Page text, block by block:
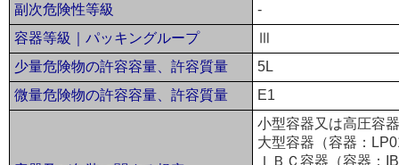
副次危険性等級
-
容器等級｜パッキングループ
Ⅲ
少量危険物の許容容量、許容質量
5L
微量危険物の許容容量、許容質量
E1
小型容器又は高圧容
大型容器（容器：
ＩＢＣ容器（容器：